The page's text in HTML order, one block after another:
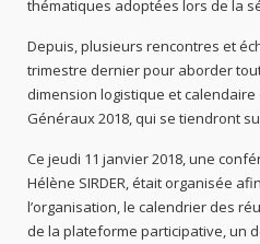
thématiques adoptées lors de la
Depuis, plusieurs rencontres et
trimestre dernier pour aborder
dimension logistique et
Généraux 2018, qui se tiendront
Ce jeudi 11 janvier 2018, une
Hélène SIRDER, était organisée
l’organisation, le calendrier des
de la plateforme participative, un